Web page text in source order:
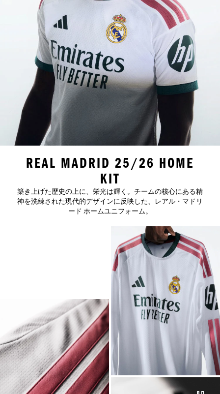
REAL MADRID 25/26 HOME
KIT
築き上げた歴史の上に、栄光は輝く。チームの核心にある精
神を洗練された現代的デザインに反映した、レアル・マドリ
ード ホームユニフォーム。